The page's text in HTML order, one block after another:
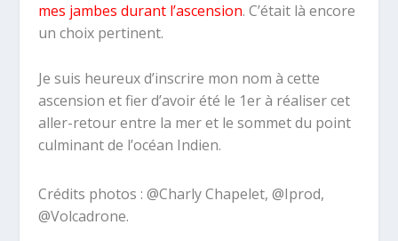
mes jambes durant l’ascension. C’était là encore
un choix pertinent.
Je suis heureux d’inscrire mon nom à cette
ascension et fier d’avoir été le 1er à réaliser cet
aller-retour entre la mer et le sommet du point
culminant de l’océan Indien.
Crédits photos : @Charly Chapelet, @Iprod,
@Volcadrone.